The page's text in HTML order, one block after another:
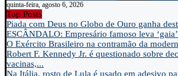
quinta-feira, agosto 6, 2026
Top Posts
Piada com Deus no Globo de Ouro ganha
ESCÂNDALO: Empresário famoso leva
O Exército Brasileiro na contramão da
Robert F. Kennedy Jr. é questionado sobre
vacinas,...
Na Itália, rosto de Lula é usado em adesivo